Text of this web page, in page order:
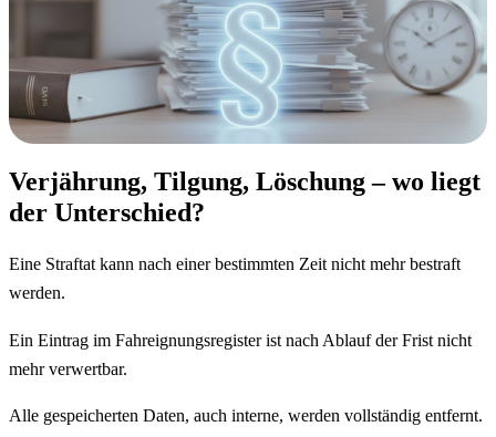
Verjährung, Tilgung, Löschung – wo liegt
der Unterschied?
Eine Straftat kann nach einer bestimmten Zeit nicht mehr bestraft
werden.
Ein Eintrag im Fahreignungsregister ist nach Ablauf der Frist nicht
mehr verwertbar.
Alle gespeicherten Daten, auch interne, werden vollständig entfernt.